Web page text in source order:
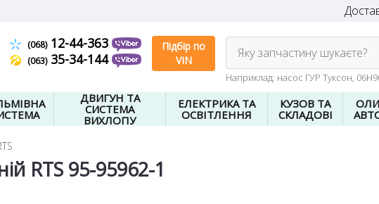
(068)12-44-363
(063)35-34-144
Підбір по
VIN
Яку запчастину шукаєте?
Наприклад: насос ГУР Туксон,
ДВИГУН ТА
СИСТЕМА
ВИХЛОПУ
ЕЛЕКТРИКА ТА
ОСВІТЛЕННЯ
КУЗОВ ТА
СКЛАДОВІ
RTS 95-95962-1